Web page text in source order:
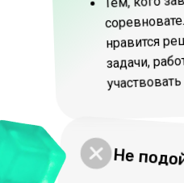
нравится
задачи,
Не